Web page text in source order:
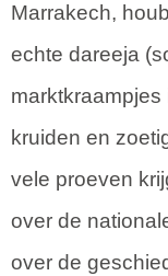
Marrakech,
echte dareeja
kruiden en
vele proeven
over de
over de